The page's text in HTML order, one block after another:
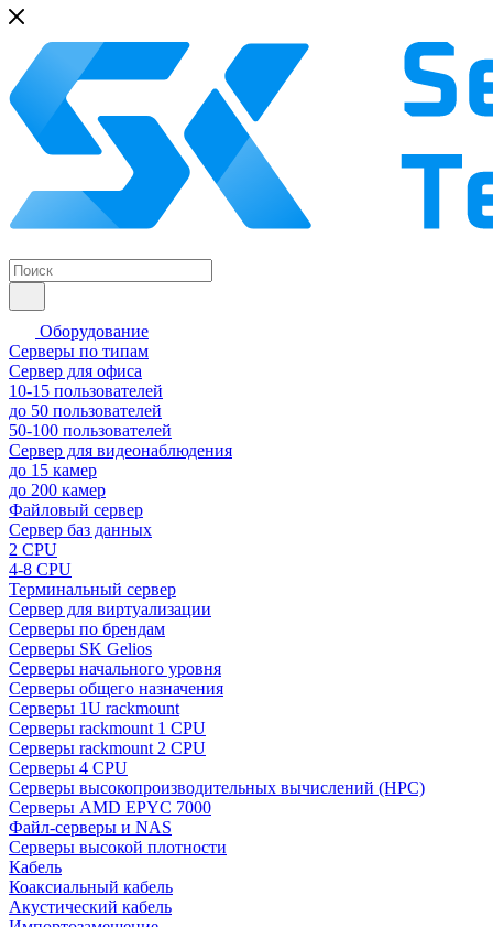
Оборудование
Серверы по типам
Сервер для офиса
10-15 пользователей
до 50 пользователей
50-100 пользователей
Сервер для видеонаблюдения
до 15 камер
до 200 камер
Файловый сервер
Сервер баз данных
2 CPU
4-8 CPU
Терминальный сервер
Сервер для виртуализации
Серверы по брендам
Серверы SK Gelios
Серверы начального уровня
Серверы общего назначения
Серверы 1U rackmount
Серверы rackmount 1 CPU
Серверы rackmount 2 CPU
Серверы 4 CPU
Серверы высокопроизводительных вычислений (HPC)
Серверы AMD EPYC 7000
Файл-серверы и NAS
Серверы высокой плотности
Кабель
Коаксиальный кабель
Акустический кабель